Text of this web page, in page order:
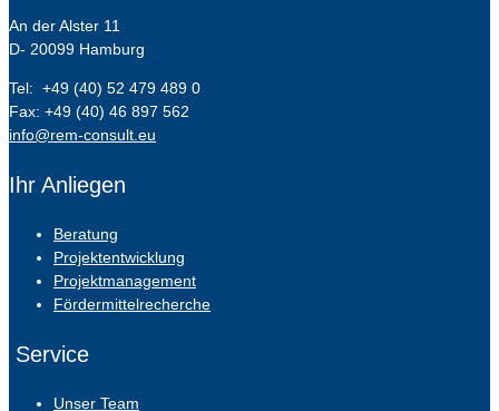
An der Alster 11
D- 20099 Hamburg
Tel: +49 (40) 52 479 489 0
Fax: +49 (40) 46 897 562
info@rem-consult.eu
Ihr Anliegen
Beratung
Projektentwicklung
Projektmanagement
Fördermittelrecherche
Service
Unser Team